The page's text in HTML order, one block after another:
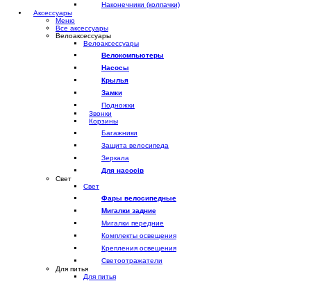
Наконечники (колпачки)
Аксессуары
Меню
Все аксессуары
Велоаксессуары
Велоаксессуары
Велокомпьютеры
Насосы
Крылья
Замки
Подножки
Звонки
Корзины
Багажники
Защита велосипеда
Зеркала
Для насосів
Свет
Свет
Фары велосипедные
Мигалки задние
Мигалки передние
Комплекты освещения
Крепления освещения
Светоотражатели
Для питья
Для питья